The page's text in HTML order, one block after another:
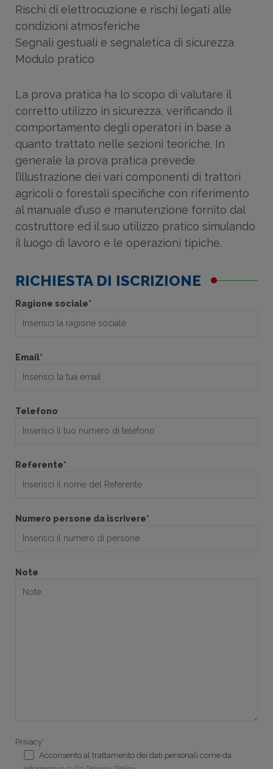
Rischi di elettrocuzione e rischi legati alle
condizioni atmosferiche
Segnali gestuali e segnaletica di sicurezza
Modulo pratico
La prova pratica ha lo scopo di valutare il
corretto utilizzo in sicurezza, verificando il
comportamento degli operatori in base a
quanto trattato nelle sezioni teoriche. In
generale la prova pratica prevede
l’illustrazione dei vari componenti di trattori
agricoli o forestali specifiche con riferimento
al manuale d'uso e manutenzione fornito dal
costruttore ed il suo utilizzo pratico simulando
il luogo di lavoro e le operazioni tipiche.
RICHIESTA DI ISCRIZIONE
Ragione sociale*
Email*
Telefono
Referente*
Numero persone da iscrivere*
Note
Privacy*
Acconsento al trattamento dei dati personali come da